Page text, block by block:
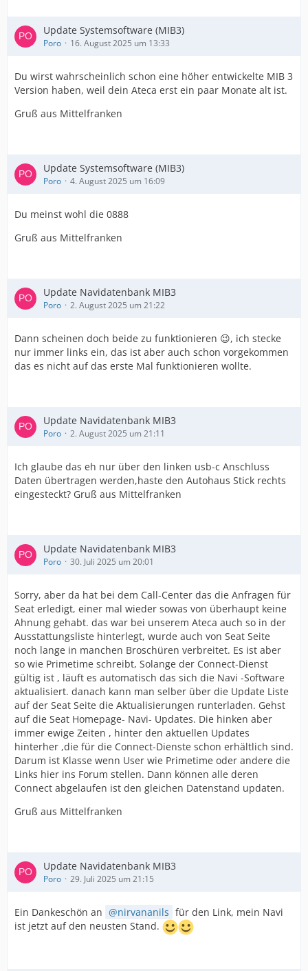
Update Systemsoftware (MIB3)
Poro 16. August 2025 um 13:33
Du wirst wahrscheinlich schon eine höher entwickelte MIB 3
Version haben, weil dein Ateca erst ein paar Monate alt ist.
Gruß aus Mittelfranken
Update Systemsoftware (MIB3)
Poro 4. August 2025 um 16:09
Du meinst wohl die 0888
Gruß aus Mittelfranken
Update Navidatenbank MIB3
Poro 2. August 2025 um 21:22
Dann scheinen doch beide zu funktionieren 😉, ich stecke
nur immer links ein, das ist aber auch schon vorgekommen
das es nicht auf das erste Mal funktionieren wollte.
Update Navidatenbank MIB3
Poro 2. August 2025 um 21:11
Ich glaube das eh nur über den linken usb-c Anschluss
Daten übertragen werden,haste den Autohaus Stick rechts
eingesteckt? Gruß aus Mittelfranken
Update Navidatenbank MIB3
Poro 30. Juli 2025 um 20:01
Sorry, aber da hat bei dem Call-Center das die Anfragen für
Seat erledigt, einer mal wieder sowas von überhaupt keine
Ahnung gehabt. das war bei unserem Ateca auch so in der
Ausstattungsliste hinterlegt, wurde auch von Seat Seite
noch lange in manchen Broschüren verbreitet. Es ist aber
so wie Primetime schreibt, Solange der Connect-Dienst
gültig ist , läuft es automatisch das sich die Navi -Software
aktualisiert. danach kann man selber über die Update Liste
auf der Seat Seite die Aktualisierungen runterladen. Gehst
auf die Seat Homepage- Navi- Updates. Die hinken aber
immer ewige Zeiten , hinter den aktuellen Updates
hinterher ,die für die Connect-Dienste schon erhältlich sind.
Darum ist Klasse wenn User wie Primetime oder andere die
Links hier ins Forum stellen. Dann können alle deren
Connect abgelaufen ist den gleichen Datenstand updaten.
Gruß aus Mittelfranken
Update Navidatenbank MIB3
Poro 29. Juli 2025 um 21:15
Ein Dankeschön an nirvananils für den Link, mein Navi
ist jetzt auf den neusten Stand.